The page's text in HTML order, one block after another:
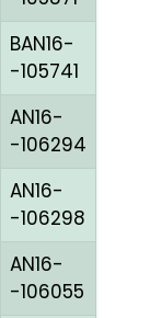
BAN16-
-105741
AN16-
-106294
AN16-
-106298
AN16-
-106055